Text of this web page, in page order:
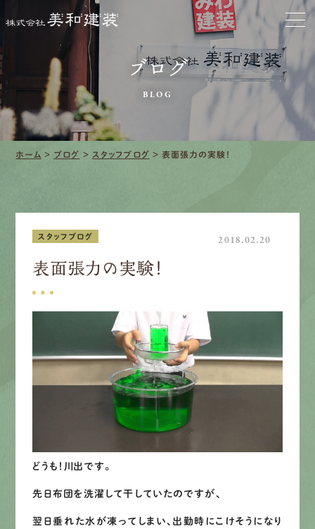
お家をきれいに
会社をきれいに
クリーニング
施工事例
会社案内
採用情報
有資格者 が、
0120-44-2605
ブログ
BLOG
ホーム > ブログ > スタッフブログ >表面張力の実験！
スタッフブログ 2018.02.20
表面張力の実験！
どうも！川出です。
先日布団を洗濯して干していたのですが、
翌日垂れた水が凍ってしまい、出勤時にこけそうになり